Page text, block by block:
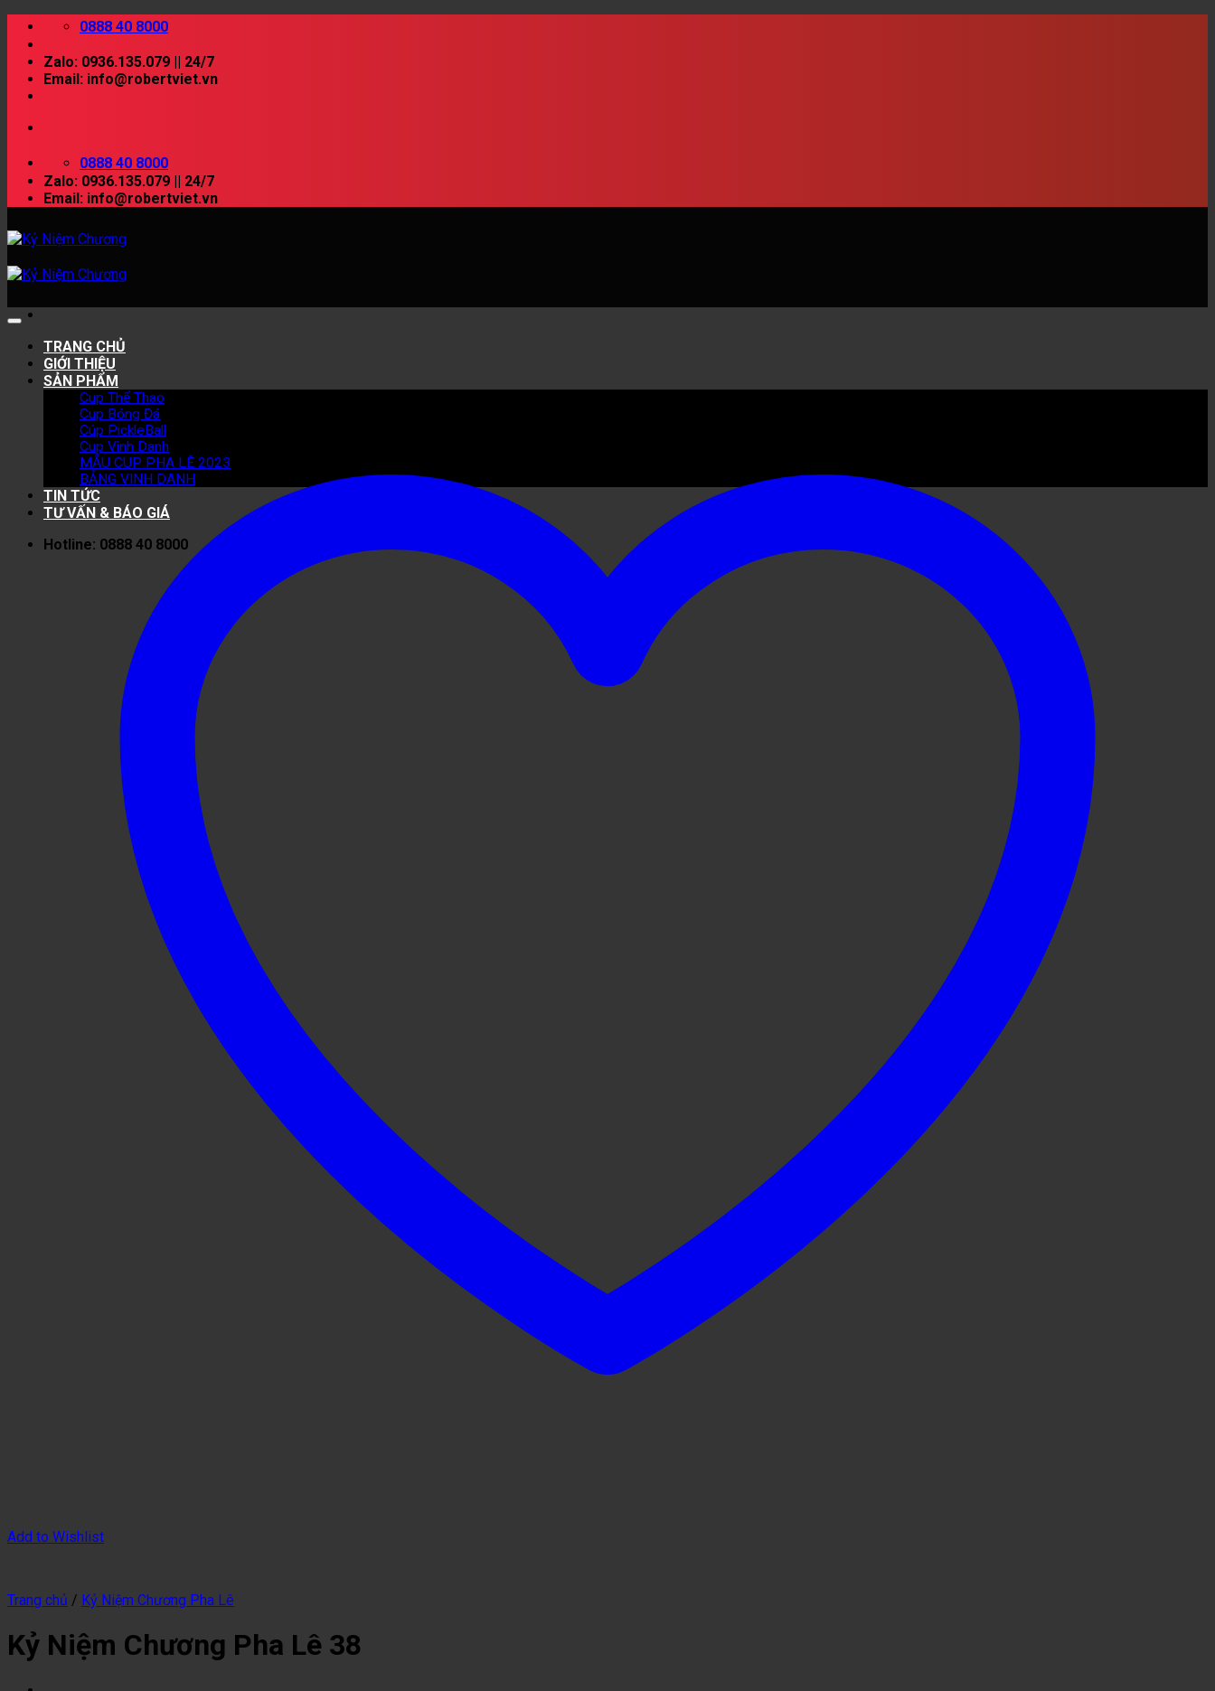
Skip
content
0888 40 8000
Zalo: 0936.135.079 || 24/7
Email: info@robertviet.vn
0888 40 8000
Zalo: 0936.135.079 || 24/7
Email: info@robertviet.vn
TRANG CHỦ
GIỚI THIỆU
SẢN PHẨM
Cup Thể Thao
Cup Bóng Đá
Cúp PickleBall
Cup Vinh Danh
MẪU CUP PHA LÊ 2023
BẢNG VINH DANH
TIN TỨC
TƯ VẤN & BÁO GIÁ
Hotline: 0888 40 8000
Add to Wishlist
Trang chủ / Kỷ Niệm Chương Pha Lê
Kỷ Niệm Chương Pha Lê 38